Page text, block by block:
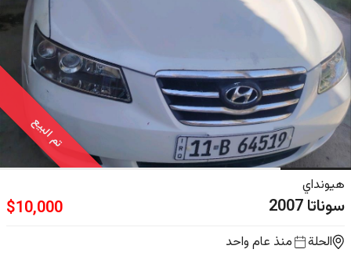
تم البيع
هيونداي
سوناتا2007
$10,000
الحلة منذ عام واحد